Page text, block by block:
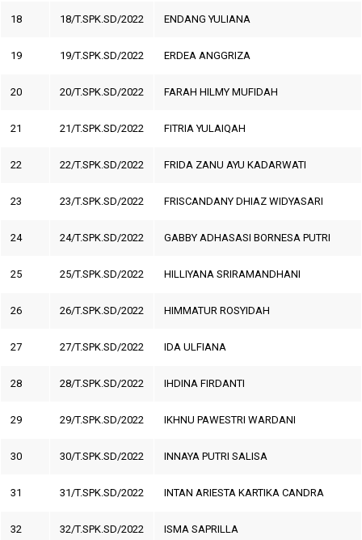
18 18/T.SPK.SD/2022 ENDANG YULIANA
19 19/T.SPK.SD/2022 ERDEA ANGGRIZA
20 20/T.SPK.SD/2022 FARAH HILMY MUFIDAH
21 21/T.SPK.SD/2022 FITRIA YULAIQAH
22 22/T.SPK.SD/2022 FRIDA ZANU AYU KADARWATI
23 23/T.SPK.SD/2022 FRISCANDANY DHIAZ WIDYASARI
24 24/T.SPK.SD/2022 GABBY ADHASASI BORNESA PUTRI
25 25/T.SPK.SD/2022 HILLIYANA SRIRAMANDHANI
26 26/T.SPK.SD/2022 HIMMATUR ROSYIDAH
27 27/T.SPK.SD/2022 IDA ULFIANA
28 28/T.SPK.SD/2022 IHDINA FIRDANTI
29 29/T.SPK.SD/2022 IKHNU PAWESTRI WARDANI
30 30/T.SPK.SD/2022 INNAYA PUTRI SALISA
31 31/T.SPK.SD/2022 INTAN ARIESTA KARTIKA CANDRA
32 32/T.SPK.SD/2022 ISMA SAPRILLA